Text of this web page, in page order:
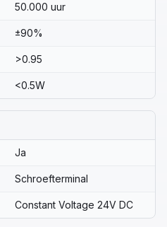
50.000 uur
±90%
>0.95
<0.5W
Ja
Schroefterminal
Constant Voltage 24V DC